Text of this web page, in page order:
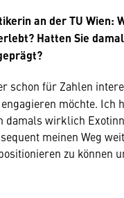
an der TU Wien:
Hatten Sie
schon für Zahlen
möchte. Ich
damals wirklich
meinen Weg
zu können